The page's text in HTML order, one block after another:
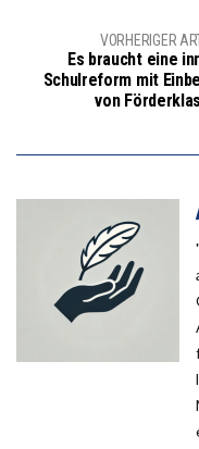
VORHERIGER
Es braucht eine
Schulreform mit
von